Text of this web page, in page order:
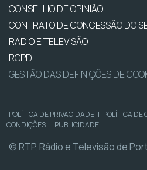
CONSELHO DE OPINIÃO
CONTRATO DE CONCESSÃO DO
RÁDIO E TELEVISÃO
RGPD
GESTÃO DAS DEFINIÇÕES DE
POLÍTICA DE PRIVACIDADE | POLÍTICA DE
CONDIÇÕES | PUBLICIDADE
© RTP, Rádio e Televisão de